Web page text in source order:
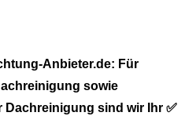
Anbieter.de: Für
sowie
Dachreinigung sind wir Ihr ✅